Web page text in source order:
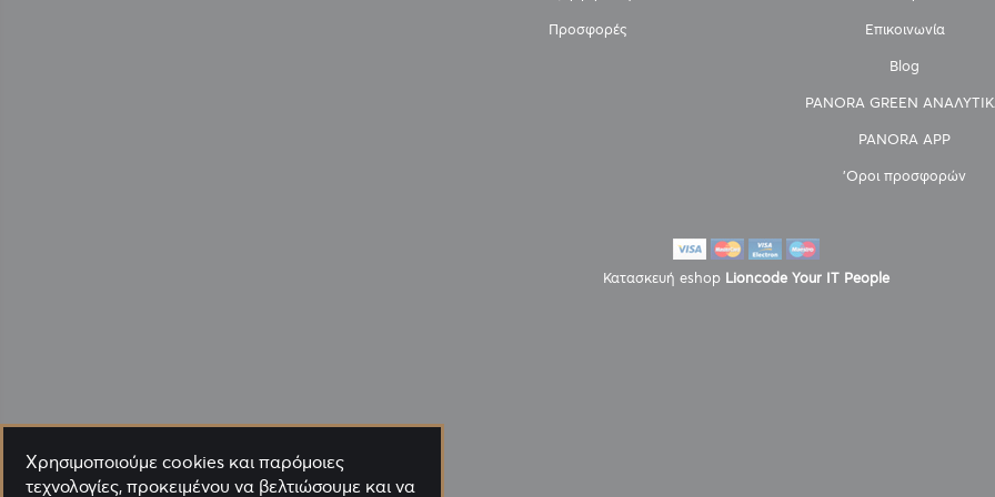
Προσφορές
Επικοινωνία
Blog
PANORA GREEN
PANORA APP
'Οροι προσφορών
Κατασκευή eshop Lioncode Your IT People
Χρησιμοποιούμε cookies και παρόμοιες
τεχνολογίες, προκειμένου να βελτιώσουμε και να